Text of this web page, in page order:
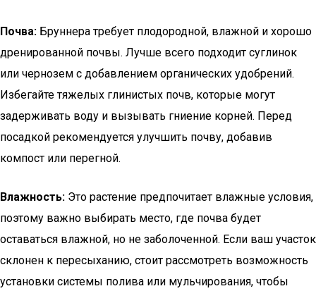
Почва: Бруннера требует плодородной, влажной и хорошо
дренированной почвы. Лучше всего подходит суглинок
или чернозем с добавлением органических удобрений.
Избегайте тяжелых глинистых почв, которые могут
задерживать воду и вызывать гниение корней. Перед
посадкой рекомендуется улучшить почву, добавив
компост или перегной.
Влажность: Это растение предпочитает влажные условия,
поэтому важно выбирать место, где почва будет
оставаться влажной, но не заболоченной. Если ваш участок
склонен к пересыханию, стоит рассмотреть возможность
установки системы полива или мульчирования, чтобы